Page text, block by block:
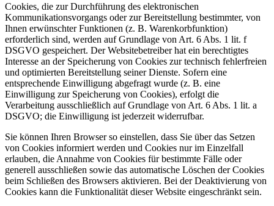
Cookies, die zur Durchführung des elektronischen
Kommunikationsvorgangs oder zur Bereitstellung bestimmter, von
Ihnen erwünschter Funktionen (z. B. Warenkorbfunktion)
erforderlich sind, werden auf Grundlage von Art. 6 Abs. 1 lit. f
DSGVO gespeichert. Der Websitebetreiber hat ein berechtigtes
Interesse an der Speicherung von Cookies zur technisch fehlerfreien
und optimierten Bereitstellung seiner Dienste. Sofern eine
entsprechende Einwilligung abgefragt wurde (z. B. eine
Einwilligung zur Speicherung von Cookies), erfolgt die
Verarbeitung ausschließlich auf Grundlage von Art. 6 Abs. 1 lit. a
DSGVO; die Einwilligung ist jederzeit widerrufbar.
Sie können Ihren Browser so einstellen, dass Sie über das Setzen
von Cookies informiert werden und Cookies nur im Einzelfall
erlauben, die Annahme von Cookies für bestimmte Fälle oder
generell ausschließen sowie das automatische Löschen der Cookies
beim Schließen des Browsers aktivieren. Bei der Deaktivierung von
Cookies kann die Funktionalität dieser Website eingeschränkt sein.